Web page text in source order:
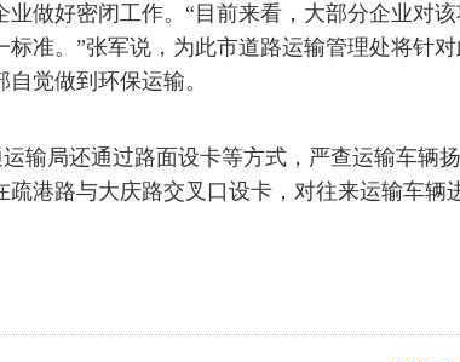
做好密闭工作。“目前来看，大部分企业对
准。”张军说，为此市道路运输管理处将针
觉做到环保运输。
输局还通过路面设卡等方式，严查运输车辆
港路与大庆路交叉口设卡，对往来运输车辆